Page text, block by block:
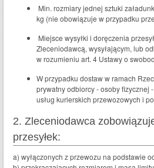
Min. rozmiary jednej sztuki
kg (nie obowiązuje w przypadku
Miejsce wysyłki i doręczenia
Zleceniodawcą, wysyłającym, lub
w rozumieniu art. 4 Ustawy o
W przypadku dostaw w ramach
prywatny odbiorcy - osoby fizycznej
usług kurierskich przewozowych i
2. Zleceniodawca
przesyłek:
a) wyłączonych z przewozu na podstawie